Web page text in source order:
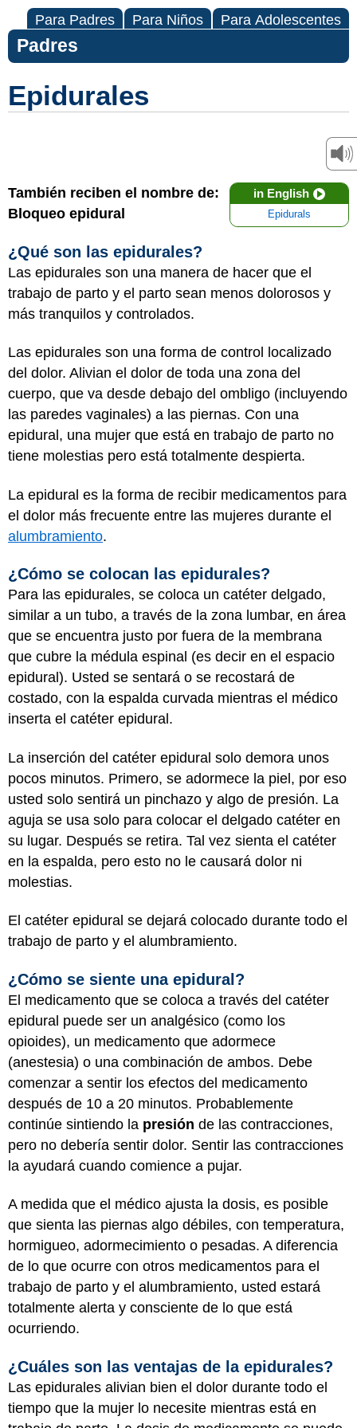
Para Padres Para Niños Para Adolescentes
Padres
Epidurales
in English
Epidurals
También reciben el nombre de:
Bloqueo epidural
¿Qué son las epidurales?
Las epidurales son una manera de hacer que el
trabajo de parto y el parto sean menos dolorosos y
más tranquilos y controlados.
Las epidurales son una forma de control localizado
del dolor. Alivian el dolor de toda una zona del
cuerpo, que va desde debajo del ombligo (incluyendo
las paredes vaginales) a las piernas. Con una
epidural, una mujer que está en trabajo de parto no
tiene molestias pero está totalmente despierta.
La epidural es la forma de recibir medicamentos para
el dolor más frecuente entre las mujeres durante el
alumbramiento.
¿Cómo se colocan las epidurales?
Para las epidurales, se coloca un catéter delgado,
similar a un tubo, a través de la zona lumbar, en área
que se encuentra justo por fuera de la membrana
que cubre la médula espinal (es decir en el espacio
epidural). Usted se sentará o se recostará de
costado, con la espalda curvada mientras el médico
inserta el catéter epidural.
La inserción del catéter epidural solo demora unos
pocos minutos. Primero, se adormece la piel, por eso
usted solo sentirá un pinchazo y algo de presión. La
aguja se usa solo para colocar el delgado catéter en
su lugar. Después se retira. Tal vez sienta el catéter
en la espalda, pero esto no le causará dolor ni
molestias.
El catéter epidural se dejará colocado durante todo el
trabajo de parto y el alumbramiento.
¿Cómo se siente una epidural?
El medicamento que se coloca a través del catéter
epidural puede ser un analgésico (como los
opioides), un medicamento que adormece
(anestesia) o una combinación de ambos. Debe
comenzar a sentir los efectos del medicamento
después de 10 a 20 minutos. Probablemente
continúe sintiendo la presión de las contracciones,
pero no debería sentir dolor. Sentir las contracciones
la ayudará cuando comience a pujar.
A medida que el médico ajusta la dosis, es posible
que sienta las piernas algo débiles, con temperatura,
hormigueo, adormecimiento o pesadas. A diferencia
de lo que ocurre con otros medicamentos para el
trabajo de parto y el alumbramiento, usted estará
totalmente alerta y consciente de lo que está
ocurriendo.
¿Cuáles son las ventajas de la epidurales?
Las epidurales alivian bien el dolor durante todo el
tiempo que la mujer lo necesite mientras está en